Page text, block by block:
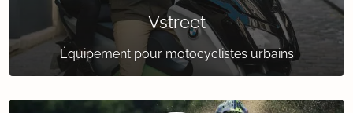
Vstreet
Équipement pour motocyclistes urbains